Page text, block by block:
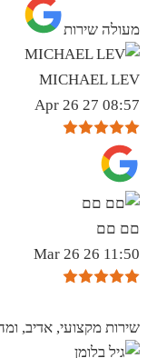
מעולה שירות
MICHAEL LEV
08:57 27 Apr 26
םם םם
11:50 26 Mar 26
שירות מקצועי, אדיב,